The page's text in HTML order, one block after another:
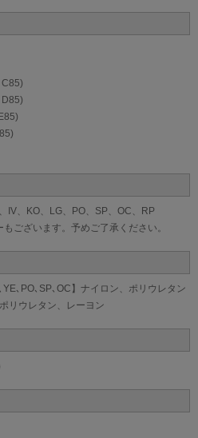
IV、KO、LG、PO、SP、OC、RP
ございます。予めご了承ください。
YE､PO､SP､OC】ナイロン、ポリウレタン
リウレタン、レーヨン